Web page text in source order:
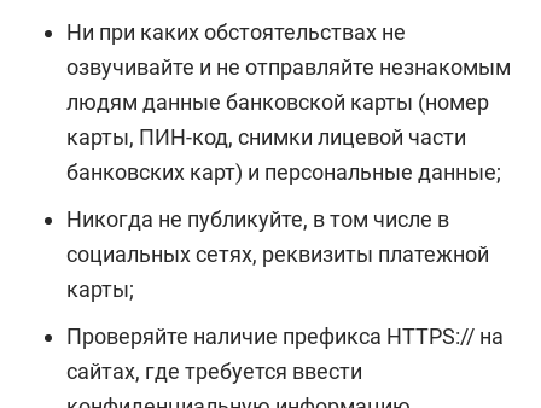
Ни при каких обстоятельствах не
озвучивайте и не отправляйте незнакомым
людям данные банковской карты (номер
карты, ПИН-код, снимки лицевой части
банковских карт) и персональные данные;
Никогда не публикуйте, в том числе в
социальных сетях, реквизиты платежной
карты;
Проверяйте наличие префикса HTTPS:// на
сайтах, где требуется ввести